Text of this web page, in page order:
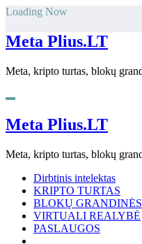
Skip
content
Loading Now
Meta Plius.LT
Meta, kripto turtas, blokų
Meta Plius.LT
Meta, kripto turtas, blokų
Dirbtinis intelektas
KRIPTO TURTAS
BLOKŲ
VIRTUALI REALYBĖ
PASLAUGOS